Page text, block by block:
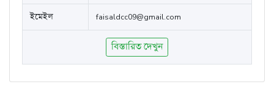
ইমেইল faisaldcc09@gmail.com
বিস্তারিত দেখুন